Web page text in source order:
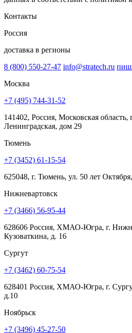
Контакты
Россия
доставка в регионы
8 (800) 550-27-47 info@stratech.ru
Москва
+7 (495) 744-31-52
141402, Россия, Московская
Ленинградская, дом 29
Тюмень
+7 (3452) 61-15-54
625048, г. Тюмень, ул. 50 лет
Нижневартовск
+7 (3466) 56-95-44
628606 Россия, ХМАО-Югра, г.
Кузоваткина, д. 16
Сургут
+7 (3462) 60-75-54
628401 Россия, ХМАО-Югра, г.
д.10
Ноябрьск
+7 (3496) 45-27-50